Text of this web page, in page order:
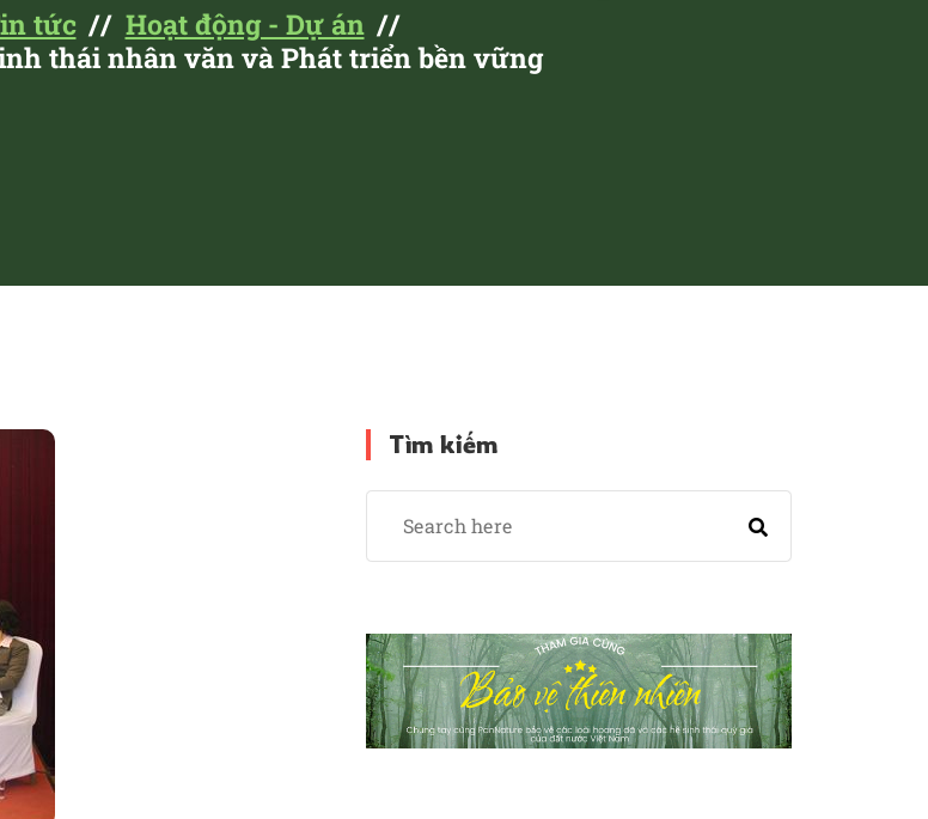
tức
Hoạt động - Dự án
thái nhân văn và Phát triển bền vững
Tìm kiếm